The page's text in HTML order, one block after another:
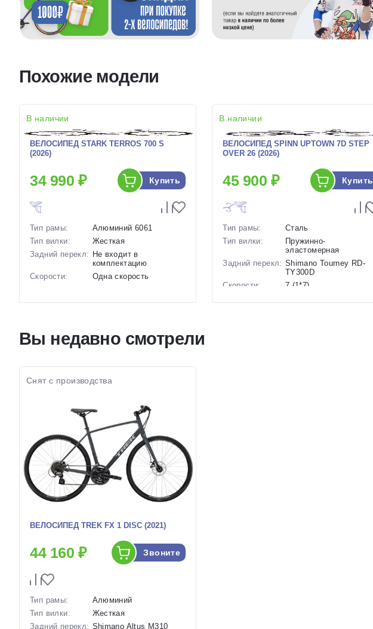
Похожие модели
В наличии
ВЕЛОСИПЕД STARK TERROS 700 S
(2026)
34 990 ₽ Купить
Тип рамы:
Алюминий 6061
Тип вилки:
Жесткая
Задний перекл: Не входит в
комплектацию
Скорости:
Одна скорость
Цвет-размер в
наличии:
19 Серый-Черный, 20.5
Серый-Черный, 17.5
В наличии
ВЕЛОСИПЕД SPINN UPTOWN 7D STEP
OVER 26 (2026)
45 900 ₽ Купить
Тип рамы:
Сталь
Тип вилки:
Пружинно-
эластомерная
Задний перекл: Shimano Tourney RD-
TY300D
Скорости:
7 (1*7)
Вы недавно смотрели
Снят с производства
ВЕЛОСИПЕД TREK FX 1 DISC (2021)
44 160 ₽ Звоните
Тип рамы:
Алюминий
Тип вилки:
Жесткая
Задний перекл: Shimano Altus M310